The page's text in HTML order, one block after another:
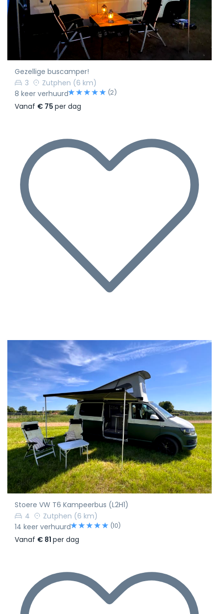
Gezellige buscamper!
3
Zutphen (6 km)
8 keer verhuurd
(2)
Vanaf € 75 per dag
Stoere VW T6 Kampeerbus (L2H1)
4
Zutphen (6 km)
14 keer verhuurd
(10)
Vanaf € 81 per dag